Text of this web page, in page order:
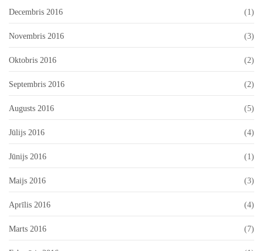
Decembris 2016 (1)
Novembris 2016 (3)
Oktobris 2016 (2)
Septembris 2016 (2)
Augusts 2016 (5)
Jūlijs 2016 (4)
Jūnijs 2016 (1)
Maijs 2016 (3)
Aprīlis 2016 (4)
Marts 2016 (7)